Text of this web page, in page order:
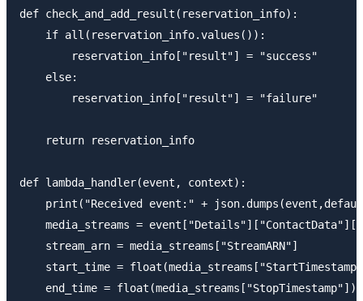
def check_and_add_result(reservation_info):
    if all(reservation_info.values()):
        reservation_info["result"] = "success"
    else:
        reservation_info["result"] = "failure"
    return reservation_info
def lambda_handler(event, context):
print("Received event:" +
media_streams =
    stream_arn = media_streams["StreamARN"]
start_time =
end_time = float(media_streams["StopTimestamp"])